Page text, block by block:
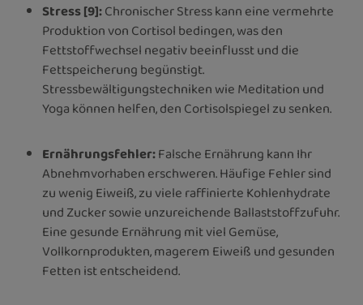
Stress [9]:Chronischer Stress kann eine vermehrte
Produktion von Cortisol bedingen, was den
Fettstoffwechsel negativ beeinflusst und die
Fettspeicherung begünstigt.
Stressbewältigungstechniken wie Meditation und
Yoga können helfen, den Cortisolspiegel zu senken.
Ernährungsfehler:Falsche Ernährung kann Ihr
Abnehmvorhaben erschweren. Häufige Fehler sind
zu wenig Eiweiß, zu viele raffinierte Kohlenhydrate
und Zucker sowie unzureichende Ballaststoffzufuhr.
Eine gesunde Ernährung mit viel Gemüse,
Vollkornprodukten, magerem Eiweiß und gesunden
Fetten ist entscheidend.